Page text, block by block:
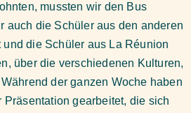
mussten wir den Bus
auch die Schüler aus den anderen
und die Schüler aus La Réunion
über die verschiedenen Kulturen,
der ganzen Woche haben
gearbeitet, die sich